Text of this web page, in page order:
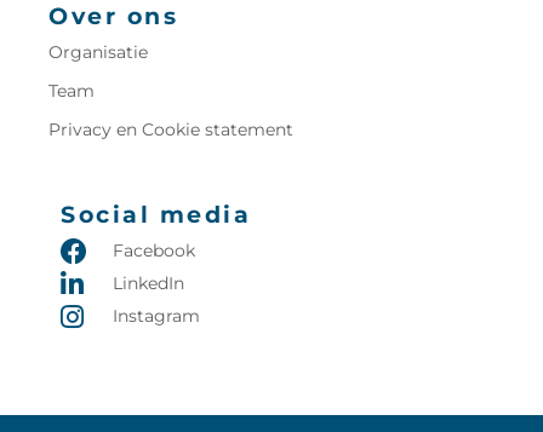
Over ons
Organisatie
Team
Privacy en Cookie statement
Social media
Facebook
LinkedIn
Instagram